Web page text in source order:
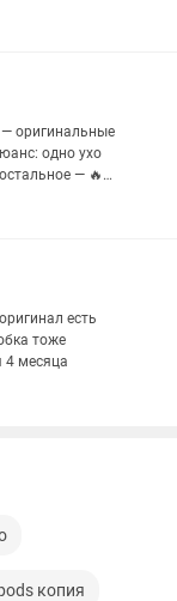
— оригинальные
одно ухо
— 🔥
(кабель,
есть
тоже
4 месяца
копия